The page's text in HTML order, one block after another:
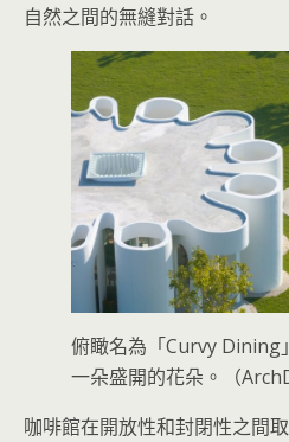
自然之間的無縫對話。
俯瞰名為「Curvy Dining
一朵盛開的花朵。（
咖啡館在開放性和封閉性之間